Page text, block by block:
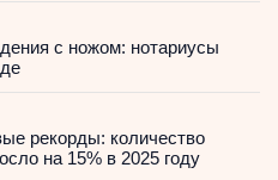
с ножом: нотариусы
рекорды: количество
на 15% в 2025 году